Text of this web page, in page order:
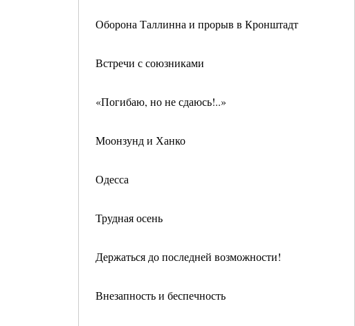
Оборона Таллинна и прорыв в Кронштадт
Встречи с союзниками
«Погибаю, но не сдаюсь!..»
Моонзунд и Ханко
Одесса
Трудная осень
Держаться до последней возможности!
Внезапность и беспечность